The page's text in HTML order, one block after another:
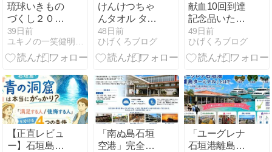
琉球いきもの
づくし２０２
５で買ったも
のー
39日前
ユキノの一笑健明な日々
けんけつちゃ
んタオル ター
コイズ
48日前
ひげくろブログ
献血10回到達
記念品いただ
きました
(*^◯^*)
49日前
ひげくろブログ
【正直レビュ
ー】石垣島の
「南ぬ島石垣
空港」完全ガ
「ユーグレナ
石垣港離島タ